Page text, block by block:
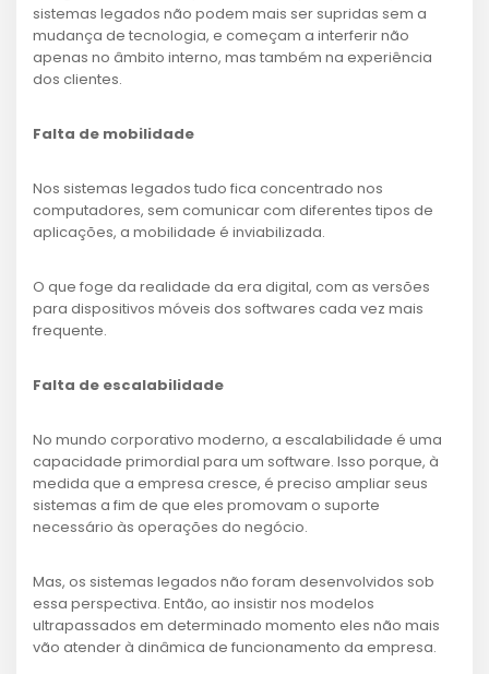
sistemas legados não podem mais ser supridas sem a
mudança de tecnologia, e começam a interferir não
apenas no âmbito interno, mas também na experiência
dos clientes.
Falta de mobilidade
Nos sistemas legados tudo fica concentrado nos
computadores, sem comunicar com diferentes tipos de
aplicações, a mobilidade é inviabilizada.
O que foge da realidade da era digital, com as versões
para dispositivos móveis dos softwares cada vez mais
frequente.
Falta de escalabilidade
No mundo corporativo moderno, a escalabilidade é uma
capacidade primordial para um software. Isso porque, à
medida que a empresa cresce, é preciso ampliar seus
sistemas a fim de que eles promovam o suporte
necessário às operações do negócio.
Mas, os sistemas legados não foram desenvolvidos sob
essa perspectiva. Então, ao insistir nos modelos
ultrapassados em determinado momento eles não mais
vão atender à dinâmica de funcionamento da empresa.